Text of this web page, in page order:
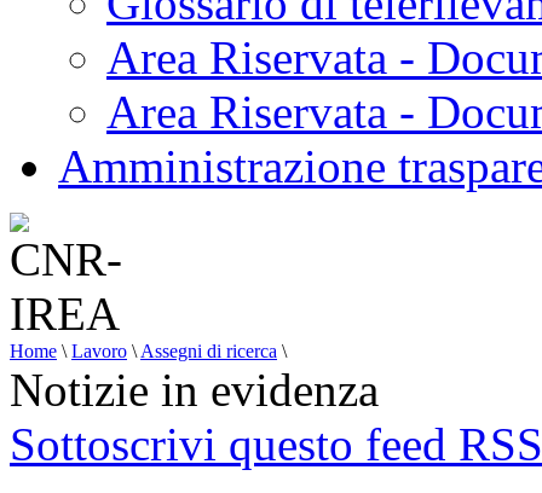
Area Riservata -
Area Riservata -
Amministrazione
Home \ Lavoro \ Assegni di ricerca \
Notizie in evidenza
Sottoscrivi questo feed RSS